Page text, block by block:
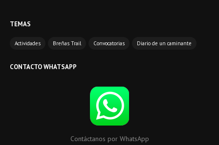
TEMAS
Actividades Breñas Trail Convocatorias Diario de un caminante
CONTACTO WHATSAPP
Contáctanos por WhatsApp